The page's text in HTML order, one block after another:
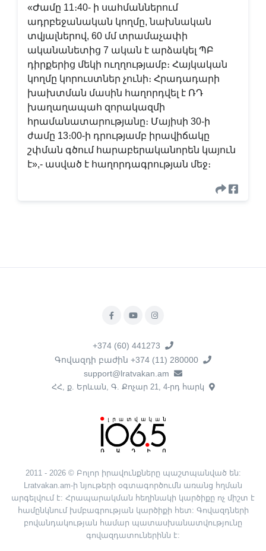
«Ժամը 11։40- ի սահմաններում
ադրբեջանական կողմը, նախնական
տվյալներով, 60 մմ տրամաչափի
ականանետից 7 ական է արձակել ՊԲ
դիրքերից մեկի ուղղությամբ։ Հայկական
կողմը կորուստներ չունի։ Հրադադարի
խախտման մասին հաղորդվել է ՌԴ
խաղաղապահ զորակազմի
հրամանատարությանը։ Մայիսի 30-ի
ժամը 13։00-ի դրությամբ իրավիճակը
շփման գծում հարաբերականորեն կայուն
է»,- ասված է հաղորդագրության մեջ։
+374 (60) 441273
Գովազդի բաժին +374 (11) 280000
support@lratvakan.am
ՀՀ, ք. Երևան, Գ. Քոչար 21, 4-րդ հարկ
2011 - 2026 © Բոլոր իրավունքները պաշտպանված են:
Lratvakan.am-ի նյութերի օգտագործումն առանց հղման
արգելվում է: Հրապարակման հեղինակի կարծիքը ոչ միշտ է
համընկնում խմբագրության կարծիքի հետ: Գովազդների
բովանդակության համար պատասխանատվությունը
գովազդատուներինն է: